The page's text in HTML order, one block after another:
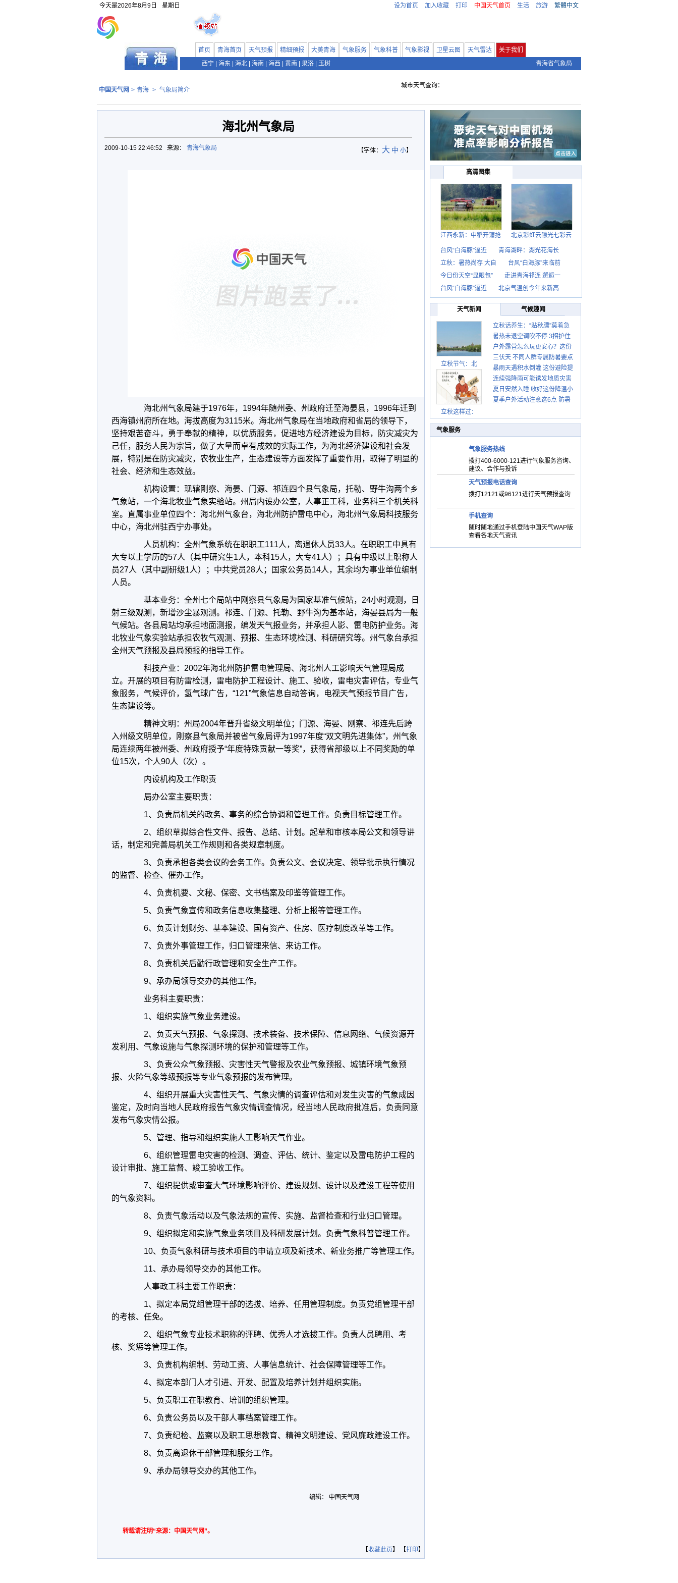
今天是2026年8月9日 星期日 设为首页 加入收藏 打印 中国天气首页 生活 旅游 繁體中文
首页 青海首页 天气预报 精细预报 大美青海 气象服务 气象科普 气象影视 卫星云图 天气雷达
关于我们
西宁
海东 海北 海南 海西 黄南 果洛 玉树 青海省气象局
中国天气网 > 青海 > 气象局简介
城市天气查询：
海北州气象局
【字体： 大 中 小】
2009-10-15 22:46:52 来源： 青海气象局
海北州气象局建于1976年， 1994年随州委、州政府迁至海晏县， 1996年迁到
西海镇州府所在地。海拔高度为3115米。海北州气象局在当地政府和省局的领导下，
坚持艰苦奋斗，勇于奉献的精神，以优质服务，促进地方经济建设为目标，防灾减灾为
己任，服务人民为宗旨，做了大量而卓有成效的实际工作，为海北经济建设和社会发
展，特别是在防灾减灾，农牧业生产，生态建设等方面发挥了重要作用，取得了明显的
社会、经济和生态效益。
机构设置：现辖刚察、海晏、门源、祁连四个县气象局，托勒、野牛沟两个乡
气象站，一个海北牧业气象实验站。州局内设办公室，人事正工科，业务科三个机关科
室。直属事业单位四个：海北州气象台，海北州防护雷电中心，海北州气象局科技服务
中心，海北州驻西宁办事处。
人员机构：全州气象系统在职职工111人，离退休人员33人。在职职工中具有
大专以上学历的57人（其中研究生1人，本科15人，大专41人）；具有中级以上职称人
员27人（其中副研级1人）；中共党员28人；国家公务员14人，其余均为事业单位编制
人员。
基本业务：全州七个局站中刚察县气象局为国家基准气候站， 24小时观测，日
射三级观测，新增沙尘暴观测。祁连、门源、托勒、野牛沟为基本站，海晏县局为一般
气候站。各县局站均承担地面测报，编发天气报业务，并承担人影、雷电防护业务。海
北牧业气象实验站承担农牧气观测、预报、生态环境检测、科研研究等。州气象台承担
全州天气预报及县局预报的指导工作。
科技产业： 2002年海北州防护雷电管理局、海北州人工影响天气管理局成
立。开展的项目有防雷检测，雷电防护工程设计、施工、验收，雷电灾害评估，专业气
象服务，气候评价，氢气球广告， “121”气象信息自动答询，电视天气预报节目广告，
生态建设等。
精神文明：州局2004年晋升省级文明单位；门源、海晏、刚察、祁连先后跨
入州级文明单位，刚察县气象局并被省气象局评为1997年度“双文明先进集体”，州气象
局连续两年被州委、州政府授予“年度特殊贡献一等奖”，获得省部级以上不同奖励的单
位15次，个人90人（次）。
内设机构及工作职责
局办公室主要职责：
1、负责局机关的政务、事务的综合协调和管理工作。负责目标管理工作。
2、组织草拟综合性文件、报告、总结、计划。起草和审核本局公文和领导讲
话，制定和完善局机关工作规则和各类规章制度。
3、负责承担各类会议的会务工作。负责公文、会议决定、领导批示执行情况
的监督、检查、催办工作。
4、负责机要、文秘、保密、文书档案及印鉴等管理工作。
5、负责气象宣传和政务信息收集整理、分析上报等管理工作。
6、负责计划财务、基本建设、国有资产、住房、医疗制度改革等工作。
7、负责外事管理工作，归口管理来信、来访工作。
8、负责机关后勤行政管理和安全生产工作。
9、承办局领导交办的其他工作。
业务科主要职责：
1、组织实施气象业务建设。
2、负责天气预报、气象探测、技术装备、技术保障、信息网络、气候资源开
发利用、气象设施与气象探测环境的保护和管理等工作。
3、负责公众气象预报、灾害性天气警报及农业气象预报、城镇环境气象预
报、火险气象等级预报等专业气象预报的发布管理。
4、组织开展重大灾害性天气、气象灾情的调查评估和对发生灾害的气象成因
鉴定，及时向当地人民政府报告气象灾情调查情况，经当地人民政府批准后，负责同意
发布气象灾情公报。
5、管理、指导和组织实施人工影响天气作业。
6、组织管理雷电灾害的检测、调查、评估、统计、鉴定以及雷电防护工程的
设计审批、施工监督、竣工验收工作。
7、组织提供或审查大气环境影响评价、建设规划、设计以及建设工程等使用
的气象资料。
8、负责气象活动以及气象法规的宣传、实施、监督检查和行业归口管理。
9、组织拟定和实施气象业务项目及科研发展计划。负责气象科普管理工作。
10、负责气象科研与技术项目的申请立项及新技术、新业务推广等管理工作。
11、承办局领导交办的其他工作。
人事政工科主要工作职责：
1、拟定本局党组管理干部的选拔、培养、任用管理制度。负责党组管理干部
的考核、任免。
2、组织气象专业技术职称的评聘、优秀人才选拔工作。负责人员聘用、考
核、奖惩等管理工作。
3、负责机构编制、劳动工资、人事信息统计、社会保障管理等工作。
4、拟定本部门人才引进、开发、配置及培养计划并组织实施。
5、负责职工在职教育、培训的组织管理。
6、负责公务员以及干部人事档案管理工作。
7、负责纪检、监察以及职工思想教育、精神文明建设、党风廉政建设工作。
8、负责离退休干部管理和服务工作。
9、承办局领导交办的其他工作。
编辑： 中国天气网
转载请注明“来源：中国天气网”。
【收藏此页】 【打印】
高清图集
江西永新：中稻开镰抢 北京彩虹云隙光七彩云
台风“白海豚”逼近
青海湖畔：湖光花海长
立秋：暑热尚存 大自
台风“白海豚”来临前
今日份天空“显眼包”
走进青海祁连 邂逅一
台风“白海豚”逼近
北京气温创今年来新高
天气新闻 气候趣闻
立秋节气：北
立秋这样过：
立秋话养生：“贴秋膘”莫着急
先清暑再防燥
暑热未退空调吹不停 3招护住
肩颈不酸痛
户外露营怎么玩更安心？这份
攻略请收好
三伏天 不同人群专属防暑要点
请收好
暴雨天遇积水倒灌 这份避险提
示请收好
连续强降雨可能诱发地质灾害
这些前兆要知道
夏日安然入睡 收好这份降温小
贴士
夏季户外活动注意这6点 防暑
气象服务
气象服务热线
拨打400-6000-121进行气象服务咨询、
建议、合作与投诉
天气预报电话查询
拨打12121或96121进行天气预报查询
手机查询
随时随地通过手机登陆中国天气WAP版
查看各地天气资讯